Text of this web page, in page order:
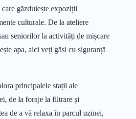
găzduiește expoziții
culturale. De la ateliere
seniorilor la activități de mișcare
apa, aici veți găsi cu siguranță
principalele stații ale
de la foraje la filtrare și
de a vă relaxa în parcul uzinei,